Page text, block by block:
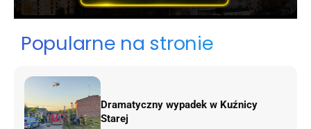
Popularne na stronie
Dramatyczny wypadek w Kuźnicy
Starej